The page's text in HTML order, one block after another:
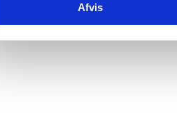
Afvis